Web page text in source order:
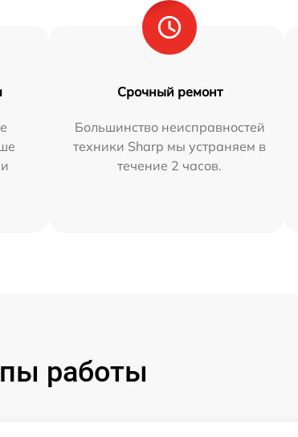
Срочный ремонт
Большинство неисправностей
техники Sharp мы устраняем в
течение 2 часов.
работы